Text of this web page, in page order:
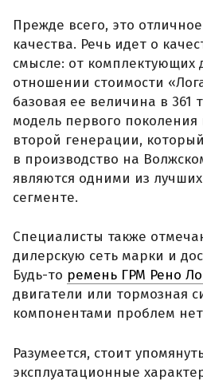
Прежде всего, это
качества. Речь идет о
смысле: от комплектующих
отношении стоимости
базовая ее величина в 361
модель первого поколения
второй генерации,
в производство на
являются одними из
сегменте.
Специалисты также
дилерскую сеть марки и
Будь-то ремень ГРМ Рено
двигатели или тормозная
компонентами проблем
Разумеется, стоит
эксплуатационные